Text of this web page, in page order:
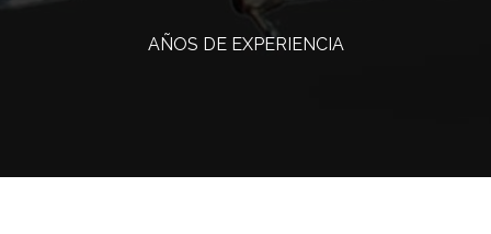
AÑOS DE EXPERIENCIA